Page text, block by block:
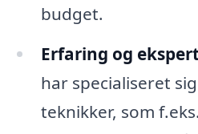
budget.
Erfaring og
har specialiseret
teknikker, som